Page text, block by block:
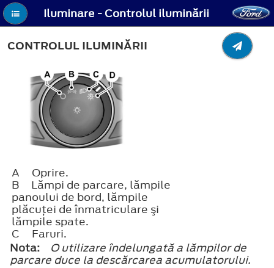
Iluminare - Controlul iluminării
CONTROLUL ILUMINĂRII
A
Oprire.
B
Lămpi de parcare, lămpile
panoului de bord, lămpile
plăcuţei de înmatriculare şi
lămpile spate.
C
Faruri.
Nota:
O utilizare îndelungată a lămpilor de
parcare duce la descărcarea acumulatorului.